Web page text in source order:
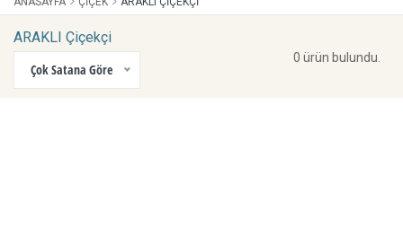
ARAKLI Çiçekçi
Çok Satana Göre
0 ürün bulundu.